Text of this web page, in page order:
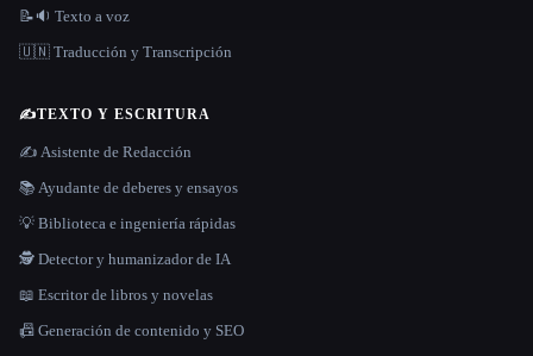
📝🔉 Texto a voz
🇺🇳 Traducción y Transcripción
✍️TEXTO Y ESCRITURA
✍️ Asistente de Redacción
📚 Ayudante de deberes y ensayos
💡 Biblioteca e ingeniería rápidas
🕵️ Detector y humanizador de IA
📖 Escritor de libros y novelas
📠 Generación de contenido y SEO